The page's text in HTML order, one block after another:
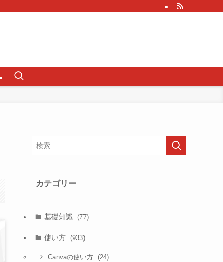
カテゴリー
基礎知識 (77)
使い方 (933)
Canvaの使い方 (24)